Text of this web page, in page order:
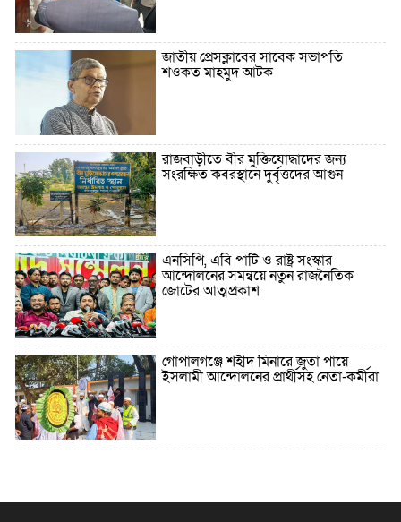
জাতীয় প্রেসক্লাবের সাবেক সভাপতি
শওকত মাহমুদ আটক
রাজবাড়ীতে বীর মুক্তিযোদ্ধাদের জন্য
সংরক্ষিত কবরস্থানে দুর্বৃত্তদের আগুন
এনসিপি, এবি পার্টি ও রাষ্ট্র সংস্কার
আন্দোলনের সমন্বয়ে নতুন রাজনৈতিক
জোটের আত্মপ্রকাশ
গোপালগঞ্জে শহীদ মিনারে জুতা পায়ে
ইসলামী আন্দোলনের প্রার্থীসহ নেতা-কর্মীরা